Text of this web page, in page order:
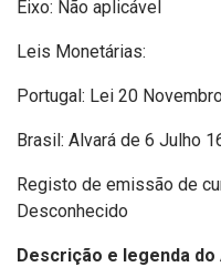
Eixo: Não aplicável
Leis Monetárias:
Portugal: Lei 20
Brasil: Alvará de 6 Julho
Registo de emissão de
Desconhecido
Descrição e legenda